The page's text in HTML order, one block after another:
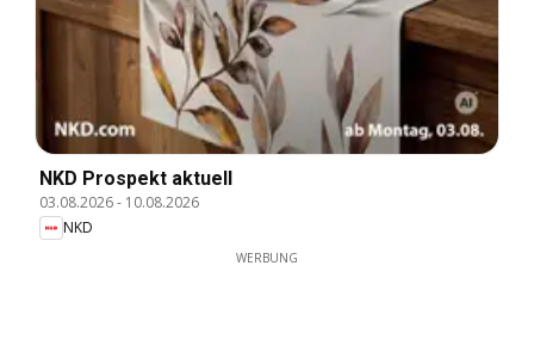
NKD Prospekt aktuell
03.08.2026- 10.08.2026
NKD
WERBUNG